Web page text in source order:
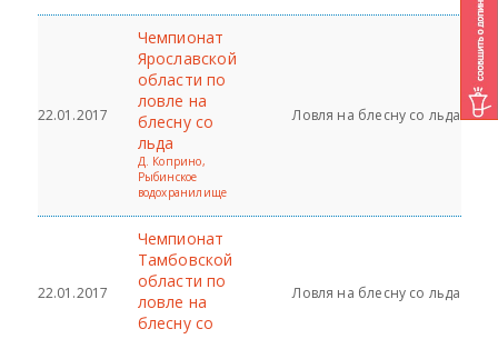
22.01.2017
Чемпионат
Ярославской
области по
ловле на
блесну со
льда
Д. Коприно,
Рыбинское
водохранилище
Ловля на блесну со льда
22.01.2017
Чемпионат
Тамбовской
области по
ловле на
блесну со
Ловля на блесну со льда